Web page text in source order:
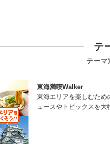
テ
テーマ
東海満喫Walker
東海エリアを楽しむため
ュースやトピックスを大